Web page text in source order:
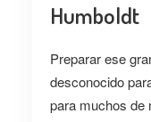
Humboldt
Preparar ese
desconocido
para muchos de